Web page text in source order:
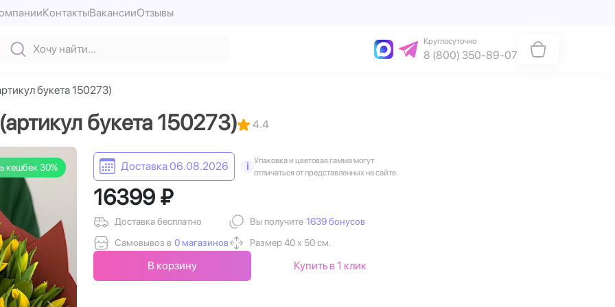
КонтактыВакансииОтзывы
Круглосуточно
8 (800) 350-89-07
букета 150273)
букета 150273) 4.4
кешбек 30% Доставка 06.08.2026 i
Упаковка и цветовая гамма могут
отличаться от представленных на сайте.
16399 ₽
Доставка бесплатно
Самовывоз в 0 магазинов
Вы получите 1639 бонусов
Размер 40 х 50 см.
В корзину Купить в 1 клик